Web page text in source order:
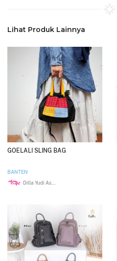
Lihat Produk Lainnya
GOELALI SLING BAG
BANTEN